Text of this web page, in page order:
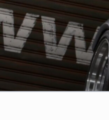
コ
ン
テ
ン
ツ
キ